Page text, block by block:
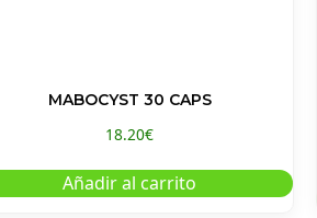
MABOCYST 30 CAPS
18.20€
Añadir al carrito